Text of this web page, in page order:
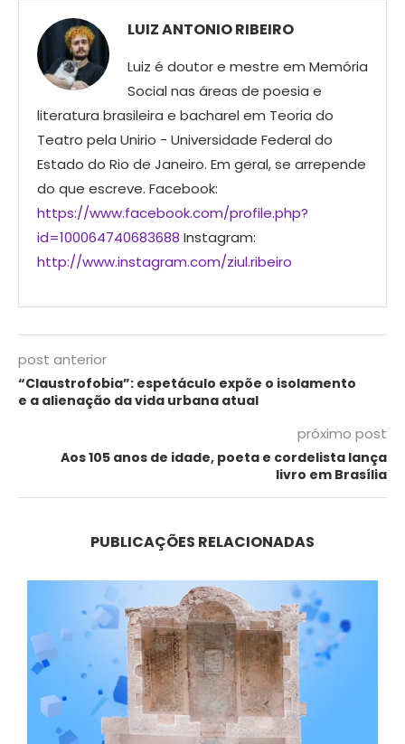
LUIZ ANTONIO RIBEIRO
Luiz é doutor e mestre em Memória
Social nas áreas de poesia e
literatura brasileira e bacharel em Teoria do
Teatro pela Unirio - Universidade Federal do
Estado do Rio de Janeiro. Em geral, se arrepende
do que escreve. Facebook:
https://www.facebook.com/profile.php?
id=100064740683688 Instagram:
http://www.instagram.com/ziul.ribeiro
post anterior
“Claustrofobia”: espetáculo expõe o isolamento
e a alienação da vida urbana atual
próximo post
Aos 105 anos de idade, poeta e cordelista lança
livro em Brasília
PUBLICAÇÕES RELACIONADAS